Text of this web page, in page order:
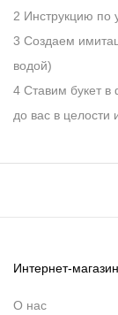
2 Инструкцию по
3 Создаем
водой)
4 Ставим букет
до вас в целости
Интернет-магазин
О нас